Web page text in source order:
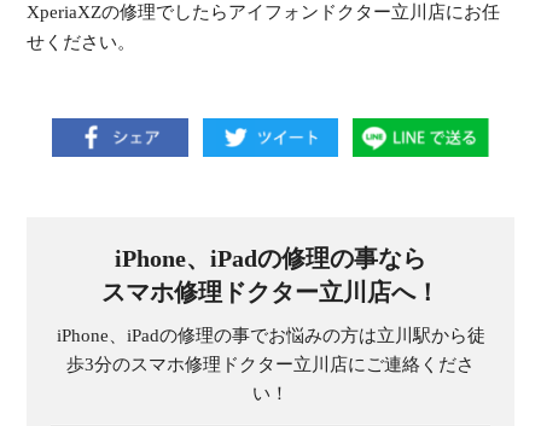
XperiaXZの修理でしたらアイフォンドクター立川店にお任
せください。
iPhone、iPadの修理の事なら
スマホ修理ドクター立川店へ！
iPhone、iPadの修理の事でお悩みの方は立川駅から徒
歩3分のスマホ修理ドクター立川店にご連絡くださ
い！